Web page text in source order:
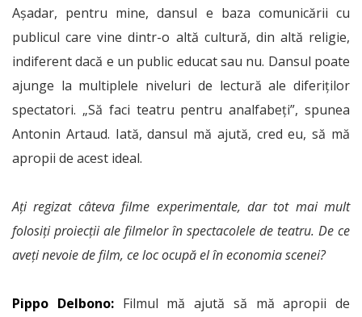
Așadar, pentru mine, dansul e baza comunicării cu
publicul care vine dintr-o altă cultură, din altă religie,
indiferent dacă e un public educat sau nu. Dansul poate
ajunge la multiplele niveluri de lectură ale diferiților
spectatori. „Să faci teatru pentru analfabeți”, spunea
Antonin Artaud. Iată, dansul mă ajută, cred eu, să mă
apropii de acest ideal.
Ați regizat câteva filme experimentale, dar tot mai mult
folosiți proiecţii ale filmelor în spectacolele de teatru. De ce
aveți nevoie de film, ce loc ocupă el în economia scenei?
Pippo Delbono: Filmul mă ajută să mă apropii de